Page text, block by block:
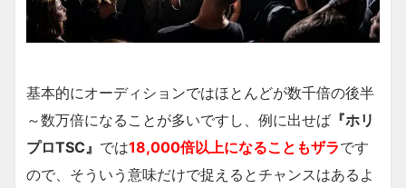
基本的にオーディションではほとんどが数千倍の後半
～数万倍になることが多いですし、例に出せば 『ホリ
プロTSC』 では18,000倍以上になることもザラです
ので、そういう意味だけで捉えるとチャンスはあるよ